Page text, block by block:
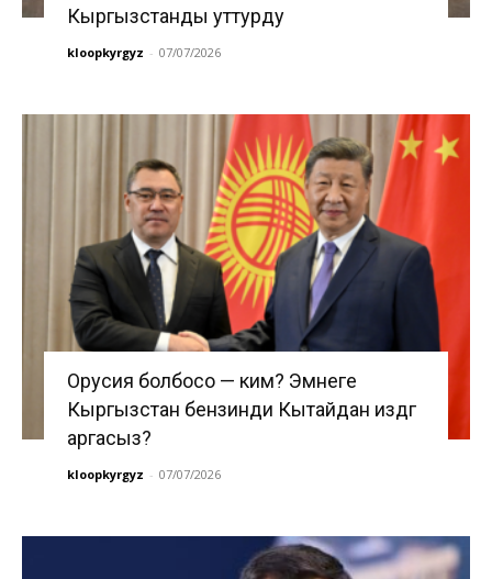
Кыргызстанды уттурду
kloopkyrgyz - 07/07/2026
Орусия болбосо — ким? Эмнеге
Кыргызстан бензинди Кытайдан издөөгө
аргасыз?
kloopkyrgyz - 07/07/2026